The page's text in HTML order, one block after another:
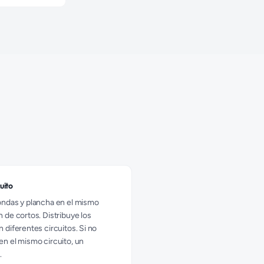
y plancha en el mismo
de cortos. Distribuye los
diferentes circuitos. Si no
el mismo circuito, un